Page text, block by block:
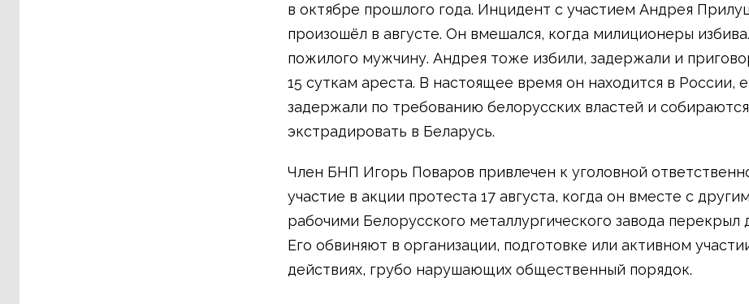
в октябре прошлого года. Инцидент с участием Андрея
произошёл в августе. Он вмешался, когда милиционеры
пожилого мужчину. Андрея тоже избили, задержали и
15 суткам ареста. В настоящее время он находится в России,
задержали по требованию белорусских властей и собираются
экстрадировать в Беларусь.
Член БНП Игорь Поваров привлечен к уголовной
участие в акции протеста 17 августа, когда он вместе с
рабочими Белорусского металлургического завода перекрыл
Его обвиняют в организации, подготовке или активном
действиях, грубо нарушающих общественный порядок.